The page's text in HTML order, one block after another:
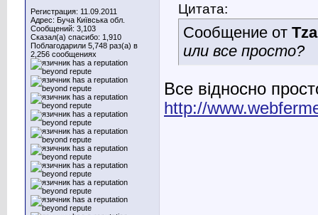
Регистрация: 11.09.2011
Адрес: Буча Київська обл.
Сообщений: 3,103
Сказал(а) спасибо: 1,910
Поблагодарили 5,748 раз(а) в
2,256 сообщениях
Цитата:
Сообщение от
или все просто?
Все відносно
http://